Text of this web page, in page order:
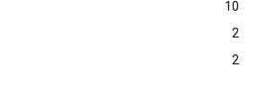
10
2
2